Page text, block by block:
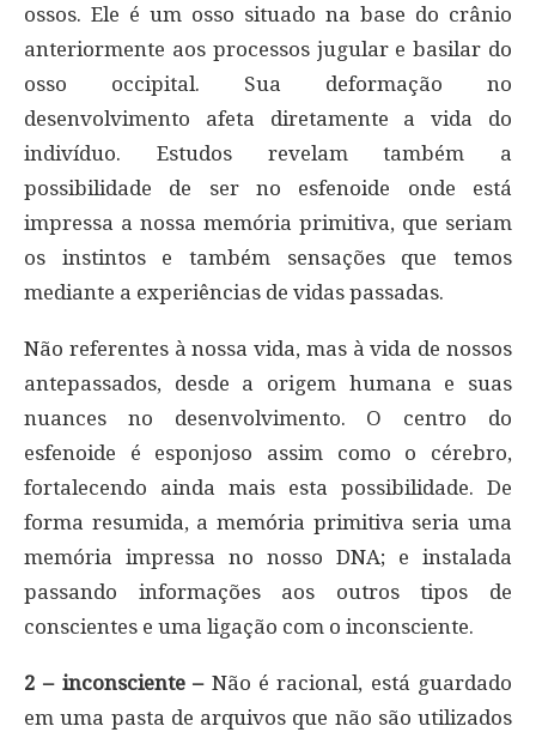
ossos. Ele é um osso situado na base do crânio
anteriormente aos processos jugular e basilar do
osso occipital. Sua deformação no
desenvolvimento afeta diretamente a vida do
indivíduo. Estudos revelam também a
possibilidade de ser no esfenoide onde está
impressa a nossa memória primitiva, que seriam
os instintos e também sensações que temos
mediante a experiências de vidas passadas.
Não referentes à nossa vida, mas à vida de nossos
antepassados, desde a origem humana e suas
nuances no desenvolvimento. O centro do
esfenoide é esponjoso assim como o cérebro,
fortalecendo ainda mais esta possibilidade. De
forma resumida, a memória primitiva seria uma
memória impressa no nosso DNA; e instalada
passando informações aos outros tipos de
conscientes e uma ligação com o inconsciente.
2 – inconsciente –Não é racional, está guardado
em uma pasta de arquivos que não são utilizados